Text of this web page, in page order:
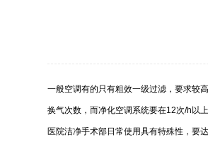
一般空调有的只有粗效一级过滤，要求较
换气次数，而净化空调系统要在12次/h以
医院洁净手术部日常使用具有特殊性，要